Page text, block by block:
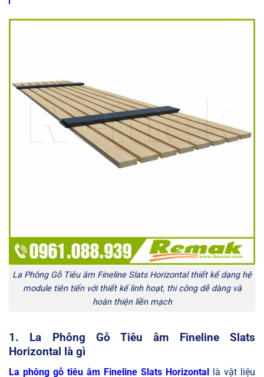
La Phông Gỗ Tiêu âm Fineline Slats Horizontal thiết kế dạng hệ
module tiên tiến với thiết kế linh hoạt, thi công dễ dàng và
hoàn thiện liền mạch
1. La Phông Gỗ Tiêu âm Fineline Slats
Horizontal là gì
La phông gỗ tiêu âm Fineline Slats Horizontal là vật liệu